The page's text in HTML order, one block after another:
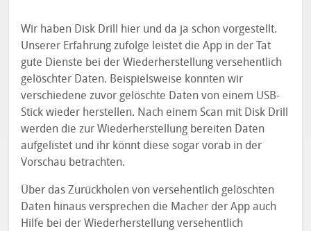
Wir haben Disk Drill hier und da ja schon vorgestellt.
Unserer Erfahrung zufolge leistet die App in der Tat
gute Dienste bei der Wiederherstellung versehentlich
gelöschter Daten. Beispielsweise konnten wir
verschiedene zuvor gelöschte Daten von einem USB-
Stick wieder herstellen. Nach einem Scan mit Disk Drill
werden die zur Wiederherstellung bereiten Daten
aufgelistet und ihr könnt diese sogar vorab in der
Vorschau betrachten.
Über das Zurückholen von versehentlich gelöschten
Daten hinaus versprechen die Macher der App auch
Hilfe bei der Wiederherstellung versehentlich